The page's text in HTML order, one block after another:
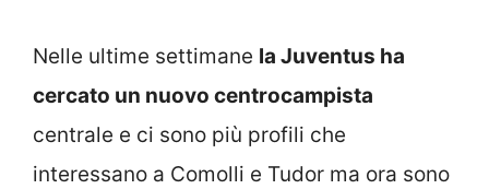
Nelle ultime settimane la Juventus ha
cercato un nuovo centrocampista
centrale e ci sono più profili che
interessano a Comolli e Tudor ma ora sono